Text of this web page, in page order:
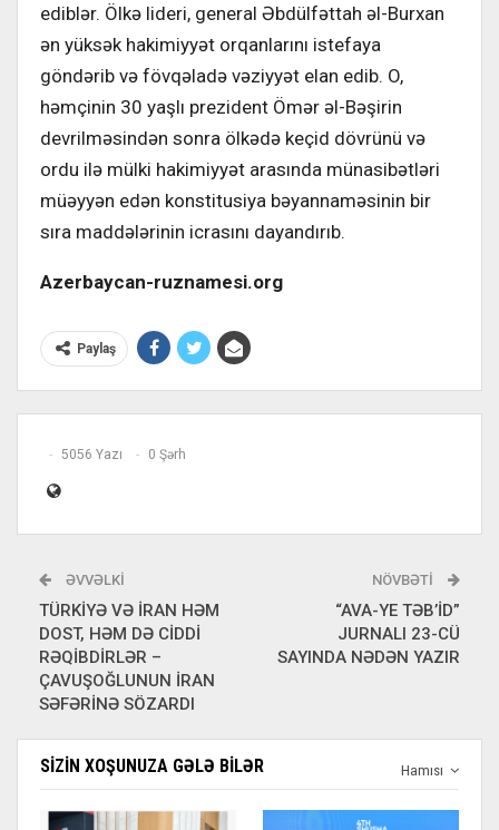
ediblər. Ölkə lideri, general Əbdülfəttah əl-Burxan
ən yüksək hakimiyyət orqanlarını istefaya
göndərib və fövqəladə vəziyyət elan edib. O,
həmçinin 30 yaşlı prezident Ömər əl-Bəşirin
devrilməsindən sonra ölkədə keçid dövrünü və
ordu ilə mülki hakimiyyət arasında münasibətləri
müəyyən edən konstitusiya bəyannaməsinin bir
sıra maddələrinin icrasını dayandırıb.
Azerbaycan-ruznamesi.org
Paylaş
5056 Yazı 0 Şərh
ƏVVƏLKI
TÜRKİYƏ VƏ İRAN HƏM
DOST, HƏM DƏ CİDDİ
RƏQİBDİRLƏR –
ÇAVUŞOĞLUNUN İRAN
SƏFƏRİNƏ SÖZARDI
NÖVBƏTI
“AVA-YE TƏB’İD”
JURNALI 23-CÜ
SAYINDA NƏDƏN YAZIR
Hamısı
SIZIN XOŞUNUZA GƏLƏ BILƏR